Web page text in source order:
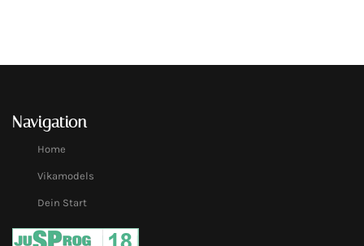
Navigation
Home
Vikamodels
Dein Start